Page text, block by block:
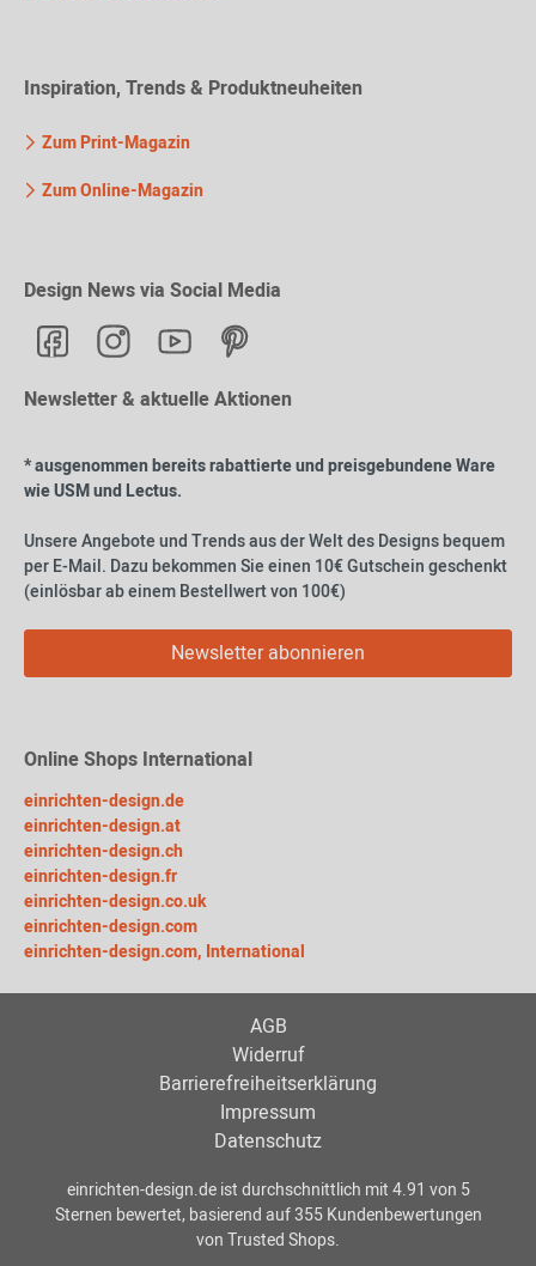
Inspiration, Trends & Produktneuheiten
Zum Print-Magazin
Zum Online-Magazin
Design News via Social Media
Newsletter & aktuelle Aktionen
* ausgenommen bereits rabattierte und preisgebundene Ware
wie USM und Lectus.
Unsere Angebote und Trends aus der Welt des Designs bequem
per E-Mail. Dazu bekommen Sie einen 10€ Gutschein geschenkt
(einlösbar ab einem Bestellwert von 100€)
Newsletter abonnieren
Online Shops International
einrichten-design.de
einrichten-design.at
einrichten-design.ch
einrichten-design.fr
einrichten-design.co.uk
einrichten-design.com
einrichten-design.com, International
AGB
Widerruf
Barrierefreiheitserklärung
Impressum
Datenschutz
einrichten-design.deist durchschnittlich mit4.91 von 5
Sternen bewertet, basierend auf355Kundenbewertungen
von Trusted Shops.